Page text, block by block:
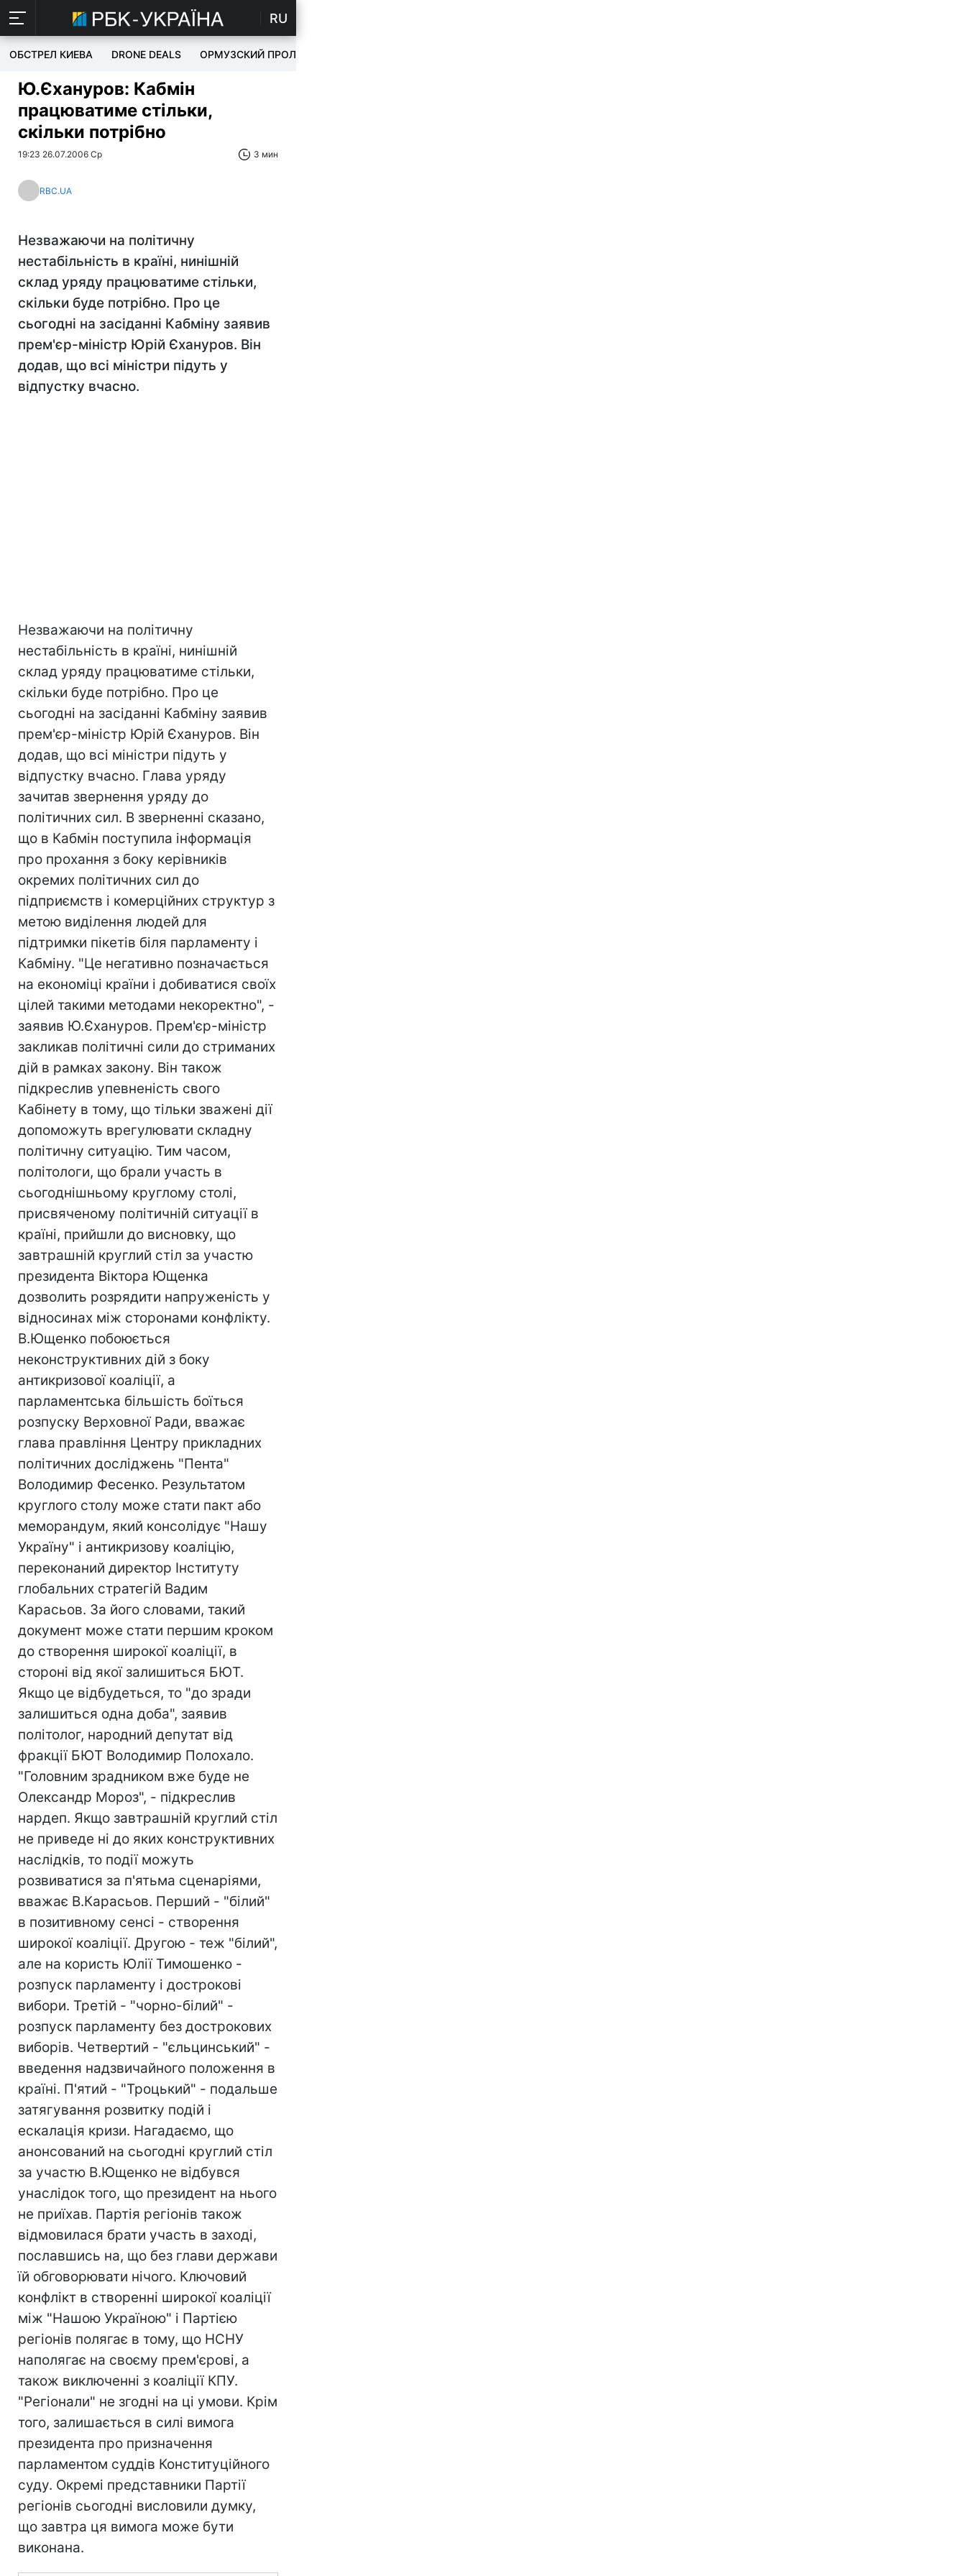
RU
ОБСТРЕЛ КИЕВА DRONE DEALS ОРМУЗСКИЙ ПРОЛИВ
Ю.Єхануров: Кабмін
працюватиме стільки,
скільки потрібно
19:23 26.07.2006 Ср 3 мин
RBC.UA
Незважаючи на політичну
нестабільність в країні, нинішній
склад уряду працюватиме стільки,
скільки буде потрібно. Про це
сьогодні на засіданні Кабміну заявив
прем'єр-міністр Юрій Єхануров. Він
додав, що всі міністри підуть у
відпустку вчасно.
Незважаючи на політичну
нестабільність в країні, нинішній
склад уряду працюватиме стільки,
скільки буде потрібно. Про це
сьогодні на засіданні Кабміну заявив
прем'єр-міністр Юрій Єхануров. Він
додав, що всі міністри підуть у
відпустку вчасно. Глава уряду
зачитав звернення уряду до
політичних сил. В зверненні сказано,
що в Кабмін поступила інформація
про прохання з боку керівників
окремих політичних сил до
підприємств і комерційних структур з
метою виділення людей для
підтримки пікетів біля парламенту і
Кабміну. "Це негативно позначається
на економіці країни і добиватися своїх
цілей такими методами некоректно", -
заявив Ю.Єхануров. Прем'єр-міністр
закликав політичні сили до стриманих
дій в рамках закону. Він також
підкреслив упевненість свого
Кабінету в тому, що тільки зважені дії
допоможуть врегулювати складну
політичну ситуацію. Тим часом,
політологи, що брали участь в
сьогоднішньому круглому столі,
присвяченому політичній ситуації в
країні, прийшли до висновку, що
завтрашній круглий стіл за участю
президента Віктора Ющенка
дозволить розрядити напруженість у
відносинах між сторонами конфлікту.
В.Ющенко побоюється
неконструктивних дій з боку
антикризової коаліції, а
парламентська більшість боїться
розпуску Верховної Ради, вважає
глава правління Центру прикладних
політичних досліджень "Пента"
Володимир Фесенко. Результатом
круглого столу може стати пакт або
меморандум, який консолідує "Нашу
Україну" і антикризову коаліцію,
переконаний директор Інституту
глобальних стратегій Вадим
Карасьов. За його словами, такий
документ може стати першим кроком
до створення широкої коаліції, в
стороні від якої залишиться БЮТ.
Якщо це відбудеться, то "до зради
залишиться одна доба", заявив
політолог, народний депутат від
фракції БЮТ Володимир Полохало.
"Головним зрадником вже буде не
Олександр Мороз", - підкреслив
нардеп. Якщо завтрашній круглий стіл
не приведе ні до яких конструктивних
наслідків, то події можуть
розвиватися за п'ятьма сценаріями,
вважає В.Карасьов. Перший - "білий"
в позитивному сенсі - створення
широкої коаліції. Другою - теж "білий",
але на користь Юлії Тимошенко -
розпуск парламенту і дострокові
вибори. Третій - "чорно-білий" -
розпуск парламенту без дострокових
виборів. Четвертий - "єльцинський" -
введення надзвичайного положення в
країні. П'ятий - "Троцький" - подальше
затягування розвитку подій і
ескалація кризи. Нагадаємо, що
анонсований на сьогодні круглий стіл
за участю В.Ющенко не відбувся
унаслідок того, що президент на нього
не приїхав. Партія регіонів також
відмовилася брати участь в заході,
пославшись на, що без глави держави
їй обговорювати нічого. Ключовий
конфлікт в створенні широкої коаліції
між "Нашою Україною" і Партією
регіонів полягає в тому, що НСНУ
наполягає на своєму прем'єрові, а
також виключенні з коаліції КПУ.
"Регіонали" не згодні на ці умови. Крім
того, залишається в силі вимога
президента про призначення
парламентом суддів Конституційного
суду. Окремі представники Партії
регіонів сьогодні висловили думку,
що завтра ця вимога може бути
виконана.